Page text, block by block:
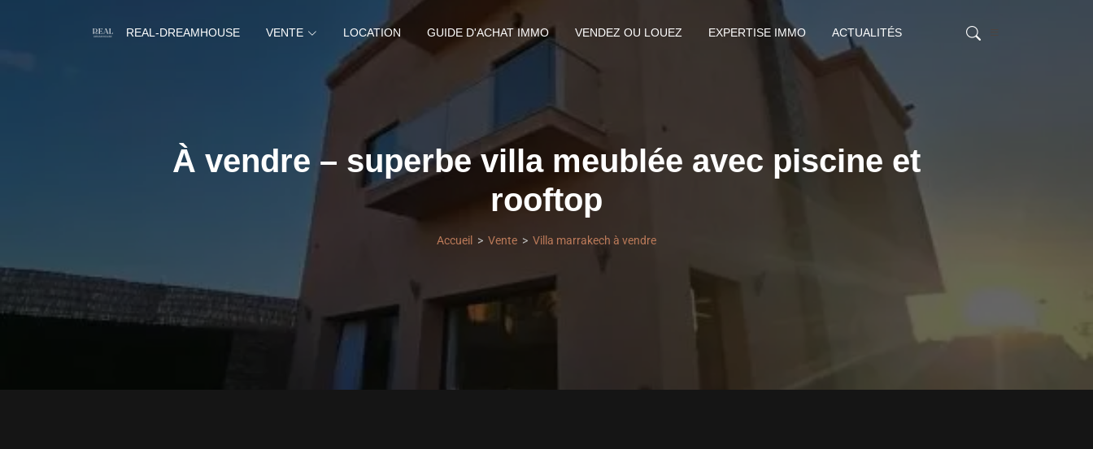
REAL-DREAMHOUSE VENTE LOCATION GUIDE D'ACHAT IMMO VENDEZ OU LOUEZ EXPERTISE IMMO ACTUALITÉS
À vendre – superbe villa meublée avec piscine et
rooftop
Accueil Vente Villa marrakech à vendre